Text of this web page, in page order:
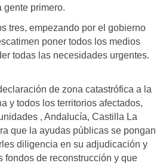
gente primero.
tres, empezando por el gobierno
poner todos los medios
todas las necesidades urgentes.
de zona catastrófica a la
y todos los territorios afectados,
, Andalucía, Castilla La
que la ayudas públicas se pongan
diligencia en su adjudicación y
fondos de reconstrucción y que